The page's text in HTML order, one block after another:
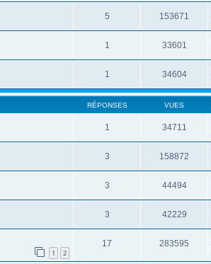
5 153671
1 33601
1 34604
RÉPONSES VUES
1 34711
3 158872
3 44494
3 42229
1 2
17 283595